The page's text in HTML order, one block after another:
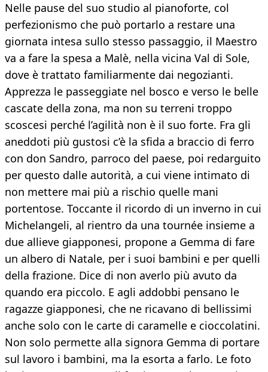
Nelle pause del suo studio al pianoforte, col
perfezionismo che può portarlo a restare una
giornata intesa sullo stesso passaggio, il Maestro
va a fare la spesa a Malè, nella vicina Val di Sole,
dove è trattato familiarmente dai negozianti.
Apprezza le passeggiate nel bosco e verso le belle
cascate della zona, ma non su terreni troppo
scoscesi perché l’agilità non è il suo forte. Fra gli
aneddoti più gustosi c’è la sfida a braccio di ferro
con don Sandro, parroco del paese, poi redarguito
per questo dalle autorità, a cui viene intimato di
non mettere mai più a rischio quelle mani
portentose. Toccante il ricordo di un inverno in cui
Michelangeli, al rientro da una tournée insieme a
due allieve giapponesi, propone a Gemma di fare
un albero di Natale, per i suoi bambini e per quelli
della frazione. Dice di non averlo più avuto da
quando era piccolo. E agli addobbi pensano le
ragazze giapponesi, che ne ricavano di bellissimi
anche solo con le carte di caramelle e cioccolatini.
Non solo permette alla signora Gemma di portare
sul lavoro i bambini, ma la esorta a farlo. Le foto